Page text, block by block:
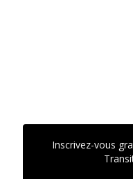
Inscrivez-vous